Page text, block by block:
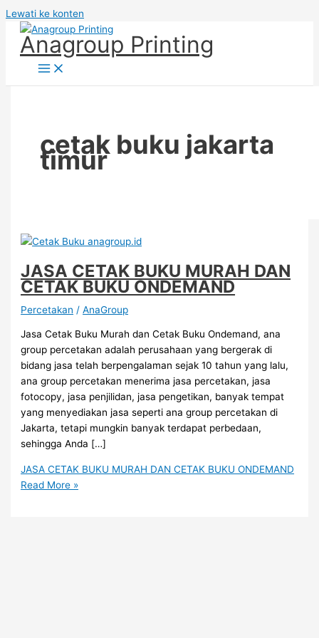
Lewati ke konten
Anagroup Printing
cetak buku jakarta
timur
JASA CETAK BUKU MURAH DAN
CETAK BUKU ONDEMAND
Percetakan /AnaGroup
Jasa Cetak Buku Murah dan Cetak Buku Ondemand, ana
group percetakan adalah perusahaan yang bergerak di
bidang jasa telah berpengalaman sejak 10 tahun yang lalu,
ana group percetakan menerima jasa percetakan, jasa
fotocopy, jasa penjilidan, jasa pengetikan, banyak tempat
yang menyediakan jasa seperti ana group percetakan di
Jakarta, tetapi mungkin banyak terdapat perbedaan,
sehingga Anda […]
JASA CETAK BUKU MURAH DAN CETAK BUKU ONDEMAND
Read More »